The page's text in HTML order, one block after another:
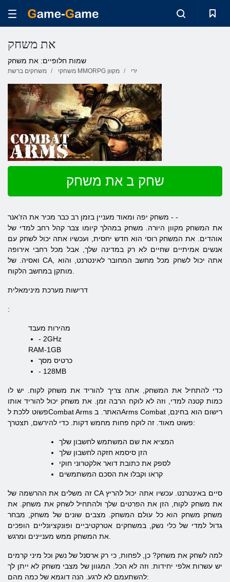
את משחק
שמות חלופיים: את משחק
משחקים ברשת משחקי MMORPG מקוון ירי
שחק ב את משחק
משחק יפה ומאוד מעניין בזמן רב כבר מכיר את הז'אנר - -
את המשחק מקוון היורה. משחק במהלך קיומו צבר קהל רחב למדי של
אוהדים. את המשחק רוסי הוא חדש יחסית, ועכשיו אתה יכול לשחק עם
אנשים אמיתיים שחיים לא רק במדינה שלך, אבל מכל רחבי אירופה
ואסיה. של CA, אתה יכול לשחק מכל מחשב המחובר לאינטרנט, והוא
דרישות מערכת מינימאלית
:
מהירות מעבד
- 2GHz
RAM-1GB
כרטיס מסך
- 128MB
כדי להתחיל את המשחק, אתה צריך להוריד את משחק לקוח. יש לו
כמות קטנה למדי, וזה לא לוקח הרבה זמן. את משחק יכול להוריד אותו
פשוט ללכת לCombat Arms האתר. בArms Combat רישום הוא בחינם,
פשוט מאוד. זה לוקח פחות מחמש דקות. כדי להירשם, תצטרך:
המציא את שם המשתמש לחשבון שלך
הזן סיסמא חזקה לחשבון שלך
לספק את כתובת דואר אלקטרוני חוקי
קראו וקבלו את הסכם המשתמשים
זה משלים את ההרשמה של CA סיים באינטרנט. עכשיו אתה יכול להריץ
את משחק לקוח, הזן את הפרטים שלך ולהתחיל לשחק את משחק. את
משחק משחק הוא כל עולם המשחק. מצבים שונים של משחק, מבחר
גדול למדי של כלי נשק, במשחקים אטרקטיביים ופונקציונליים הופכים
למה לשחק את משחק? כן, לפחות, כי רק ארסנל של נשק וכל מיני קרמים
יש עשרות אלפי יחידות. וזה לא הכל. המגוון של מצבי משחק לא ייתן לך
להשתעמם לא לרגע. הנה דוגמא של כמה מהם: